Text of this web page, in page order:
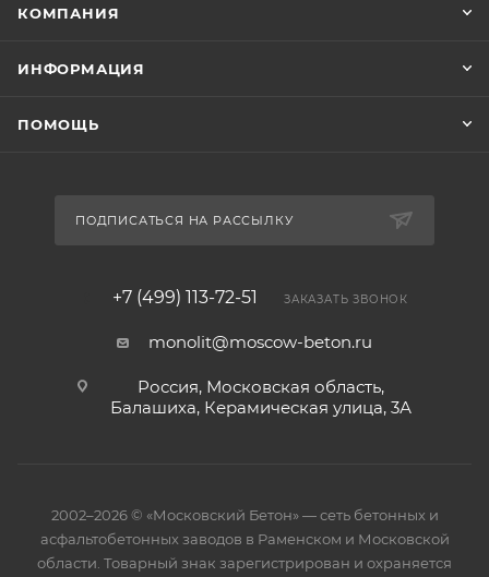
КОМПАНИЯ
ИНФОРМАЦИЯ
ПОМОЩЬ
ПОДПИСАТЬСЯ НА РАССЫЛКУ
+7 (499) 113-72-51 ЗАКАЗАТЬ ЗВОНОК
monolit@moscow-beton.ru
Россия, Московская область,
Балашиха, Керамическая улица, 3А
2002–2026 © «Московский Бетон» — сеть бетонных и
асфальтобетонных заводов в Раменском и Московской
области. Товарный знак зарегистрирован и охраняется